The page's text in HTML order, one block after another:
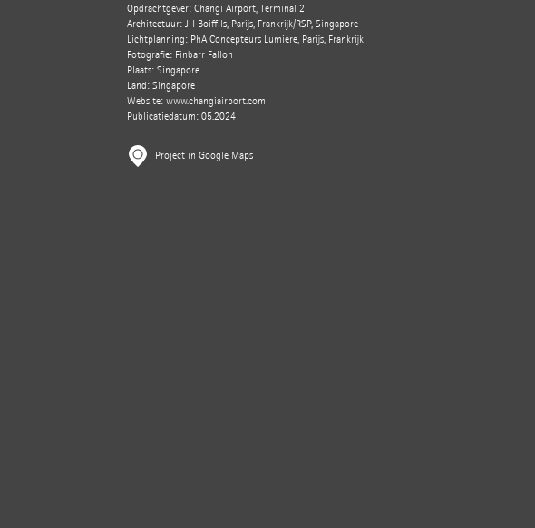
Opdrachtgever: Changi Airport, Terminal 2
Architectuur: JH Boiffils, Parijs, Frankrijk/RSP, Singapore
Lichtplanning: PhA Concepteurs Lumière, Parijs, Frankrijk
Fotografie: Finbarr Fallon
Plaats: Singapore
Land: Singapore
Website: www.changiairport.com
Publicatiedatum: 05.2024
Project in Google Maps